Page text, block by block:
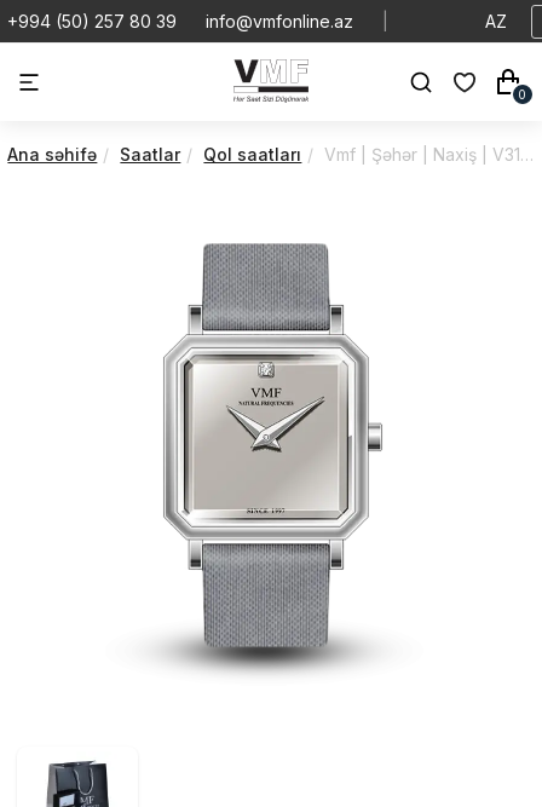
+994 (50) 257 80 39 info@vmfonline.az AZ
0
Ana səhifə Saatlar Qol saatları Vmf | Şəhər | Naxiş | V3150/2PA0/1M7/77